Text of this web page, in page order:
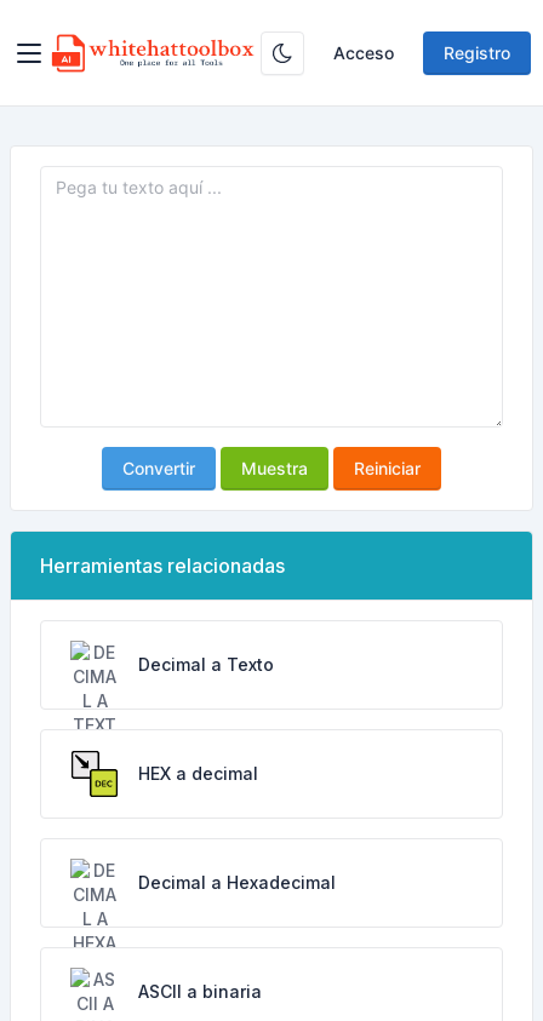
Acceso Registro
Convertir Muestra Reiniciar
Herramientas relacionadas
Decimal a Texto
HEX a decimal
Decimal a Hexadecimal
ASCII a binaria